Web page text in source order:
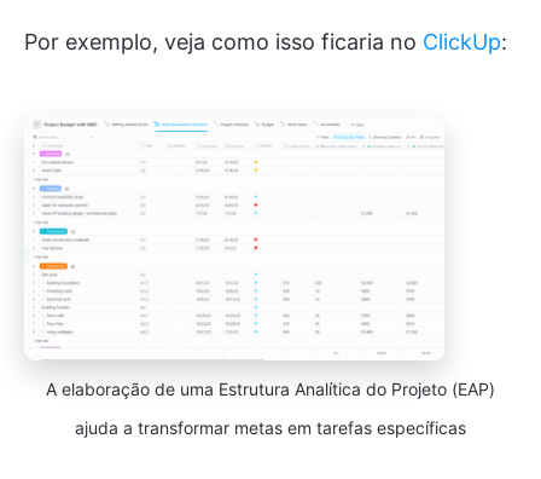
Por exemplo, veja como isso ficaria no ClickUp:
A elaboração de uma Estrutura Analítica do Projeto (EAP)
ajuda a transformar metas em tarefas específicas